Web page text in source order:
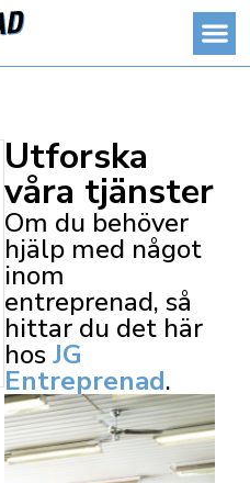
Utforska
våra tjänster
Om du behöver
hjälp med något
inom
entreprenad, så
hittar du det här
hosJG
Entreprenad.